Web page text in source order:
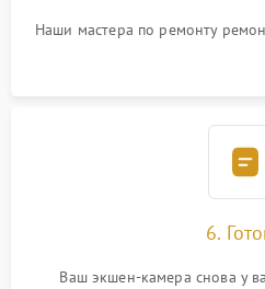
Наши мастера по ремонту
6.
Ваш экшен-камера снова у